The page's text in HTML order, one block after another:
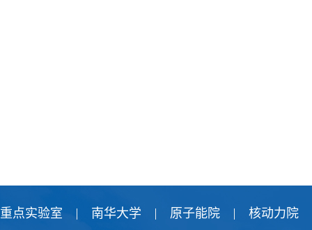
重点实验室 南华大学 原子能院 核动力院